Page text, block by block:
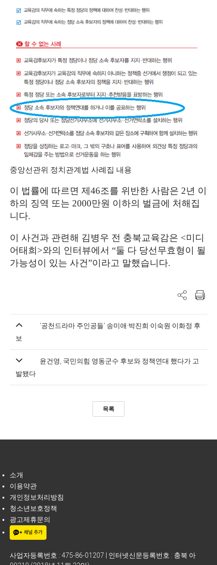
중앙선관위 정치관계법 사례집 내용
이 법률에 따르면 제46조를 위반한 사람은 2년 이
하의 징역 또는 2000만원 이하의 벌금에 처해집
니다.
이 사건과 관련해 김병우 전 충북교육감은 <미디
어태희>와의 인터뷰에서 “둘 다 당선무효형이 될
가능성이 있는 사건”이라고 말했습니다.
‘공천드라마 주인공들’ 송미애·박진희·이숙원·이화정 후
보
윤건영, 국민의힘 영동군수 후보와 정책연대 했다가 고
발됐다
목록
소개
이용약관
개인정보처리방침
청소년보호정책
광고제휴문의
사업자등록번호 : 475-86-01207 | 인터넷신문등록번호 : 충북 아